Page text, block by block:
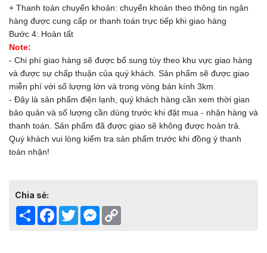
+ Thanh toán chuyển khoản: chuyển khoản theo thông tin ngân
hàng được cung cấp or thanh toán trực tiếp khi giao hàng
Bước 4: Hoàn tất
Note:
- Chi phí giao hàng sẽ được bổ sung tùy theo khu vực giao hàng
và được sự chấp thuận của quý khách. Sản phẩm sẽ được giao
miễn phí với số lượng lớn và trong vòng bán kính 3km.
- Đây là sản phẩm điện lạnh, quý khách hàng cần xem thời gian
bảo quản và số lượng cần dùng trước khi đặt mua - nhận hàng và
thanh toán. Sản phẩm đã được giao sẽ không được hoàn trả.
Quý khách vui lòng kiểm tra sản phẩm trước khi đồng ý thanh
toán nhận!
Chia sẻ:
Share Facebook
TwitterMessenger